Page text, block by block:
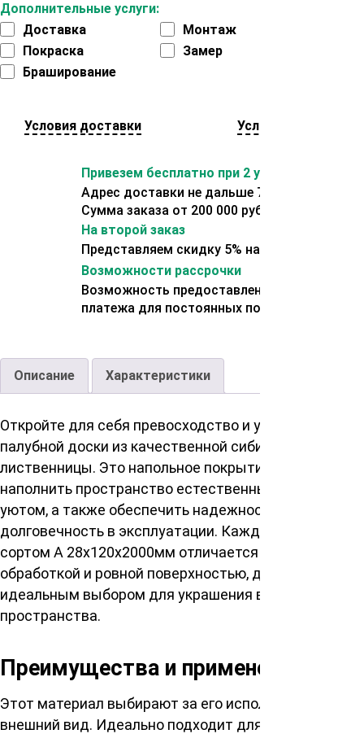
Дополнительные услуги:
Доставка
Монтаж
Покраска
Замер
Браширование
Условия доставки Условия оплаты
Привезем бесплатно при 2 условиях:
Адрес доставки не дальше 70 км от склада.
Сумма заказа от 200 000 рублей.
На второй заказ
Представляем скидку 5% на второй заказ
Возможности рассрочки
Возможность предоставления отсрочки
платежа для постоянных покупателей.
Описание Характеристики
Откройте для себя превосходство и утонченность
палубной доски из качественной сибирской
лиственницы. Это напольное покрытие призвано
наполнить пространство естественным теплом и
уютом, а также обеспечить надежность и
долговечность в эксплуатации. Каждая доска с
сортом А 28х120х2000мм отличается безупречной
обработкой и ровной поверхностью, делая ее
идеальным выбором для украшения вашего
пространства.
Преимущества и применение
Этот материал выбирают за его использование и
внешний вид. Идеально подходит для: